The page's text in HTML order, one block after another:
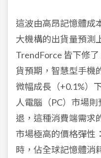
這波由高昂記憶體成
大機構的出貨量預測
TrendForce 皆下修
貨預期，智慧型手機
微幅成長（+0.1%）
人電腦（PC）市場
退，這種消費端需求
市場極高的價格彈性
時，佔全球記憶體消